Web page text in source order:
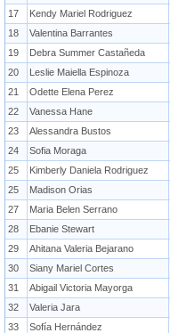
17 Kendy Mariel Rodriguez
18 Valentina Barrantes
19 Debra Summer Castañeda
20 Leslie Maiella Espinoza
21 Odette Elena Perez
22 Vanessa Hane
23 Alessandra Bustos
24 Sofia Moraga
25 Kimberly Daniela Rodriguez
25 Madison Orias
27 Maria Belen Serrano
28 Ebanie Stewart
29 Ahitana Valeria Bejarano
30 Siany Mariel Cortes
31 Abigail Victoria Mayorga
32 Valeria Jara
33 Sofía Hernández